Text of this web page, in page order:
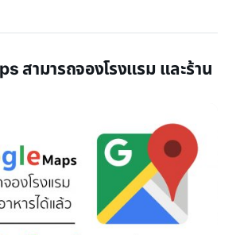
สามารถจองโรงแรม และร้าน